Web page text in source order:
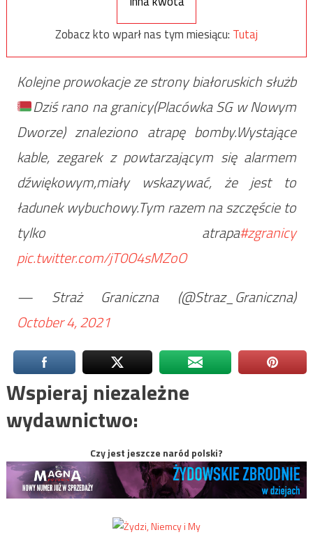
Zobacz kto wparł nas tym miesiącu: Tutaj
Kolejne prowokacje ze strony białoruskich służb
Dziś rano na granicy(Placówka SG w Nowym
Dworze) znaleziono atrapę bomby.Wystające
kable, zegarek z powtarzającym się alarmem
dźwiękowym,miały wskazywać, że jest to
ładunek wybuchowy.Tym razem na szczęście to
tylko atrapa#zgranicy
pic.twitter.com/jT0O4sMZoO
— Straż Graniczna (@Straz_Graniczna)
October 4, 2021
Wspieraj niezależne
wydawnictwo:
Czy jest jeszcze naród polski?